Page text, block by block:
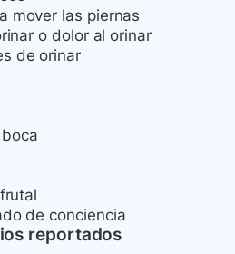
mover las piernas
o dolor al orinar
de orinar
de conciencia
reportados